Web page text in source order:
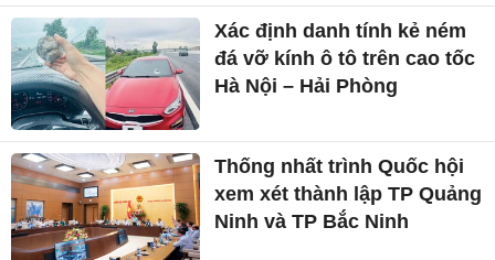
Xác định danh tính kẻ ném
đá vỡ kính ô tô trên cao tốc
Hà Nội – Hải Phòng
Thống nhất trình Quốc hội
xem xét thành lập TP Quảng
Ninh và TP Bắc Ninh